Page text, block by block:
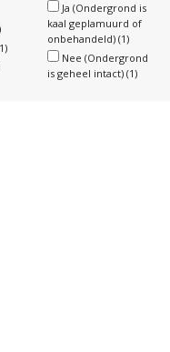
Ja (Ondergrond is
kaal geplamuurd of
onbehandeld)(1)
Nee (Ondergrond
is geheel intact)(1)